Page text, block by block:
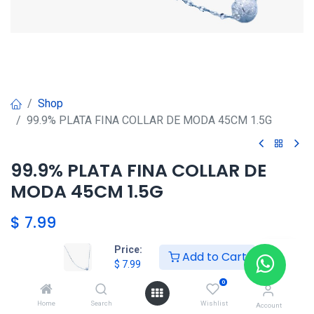
Price:
$ 7.99 Add to Cart
Home Search
0
Wishlist Account
Shop
99.9% PLATA FINA COLLAR DE MODA 45CM 1.5G
99.9% PLATA FINA COLLAR DE
MODA 45CM 1.5G
$ 7.99
Agregar al carrito
Agregar a la lista de deseos